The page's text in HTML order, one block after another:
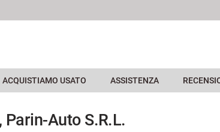
ACQUISTIAMO USATO ASSISTENZA
Parin-Auto S.R.L.